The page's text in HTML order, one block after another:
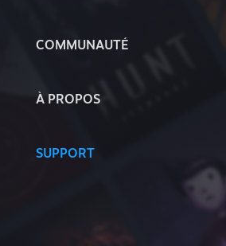
COMMUNAUTÉ
À PROPOS
SUPPORT